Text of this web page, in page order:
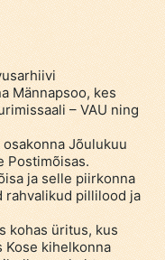
Männapsoo, kes
– VAU ning
Jõulukuu
Postimõisas.
ja selle piirkonna
rahvalikud pillilood ja
kohas üritus, kus
Kose kihelkonna